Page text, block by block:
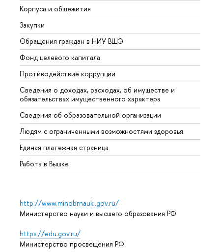
Корпуса и общежития
Закупки
Обращения граждан в НИУ ВШЭ
Фонд целевого капитала
Противодействие коррупции
Сведения о доходах, расходах, об имуществе и
обязательствах имущественного характера
Сведения об образовательной организации
Людям с ограниченными возможностями здоровья
Единая платежная страница
Работа в Вышке
http://www.minobrnauki.gov.ru/
Министерство науки и высшего образования РФ
https://edu.gov.ru/
Министерство просвещения РФ